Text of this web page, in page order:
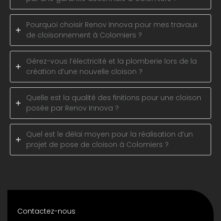
Pourquoi choisir Renov Innova pour mes travaux
de cloisonnement à Colomiers ?
Gérez-vous l’électricité et la plomberie lors de la
création d’une nouvelle cloison ?
Quelle est la qualité des finitions pour une cloison
posée par Renov Innova ?
Quel est le délai moyen pour la réalisation d’un
projet de pose de cloison à Colomiers ?
Contactez-nous